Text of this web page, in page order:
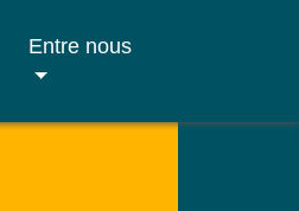
Entre nous